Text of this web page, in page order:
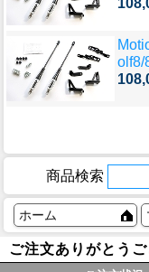
olf8/
商品検索
ホーム
ご注文ありがとう